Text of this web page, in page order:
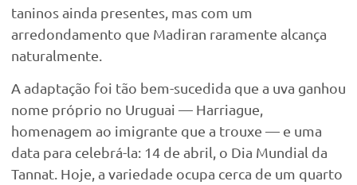
taninos ainda presentes, mas com um
arredondamento que Madiran raramente alcança
naturalmente.
A adaptação foi tão bem-sucedida que a uva ganhou
nome próprio no Uruguai — Harriague,
homenagem ao imigrante que a trouxe — e uma
data para celebrá-la: 14 de abril, o Dia Mundial da
Tannat. Hoje, a variedade ocupa cerca de um quarto